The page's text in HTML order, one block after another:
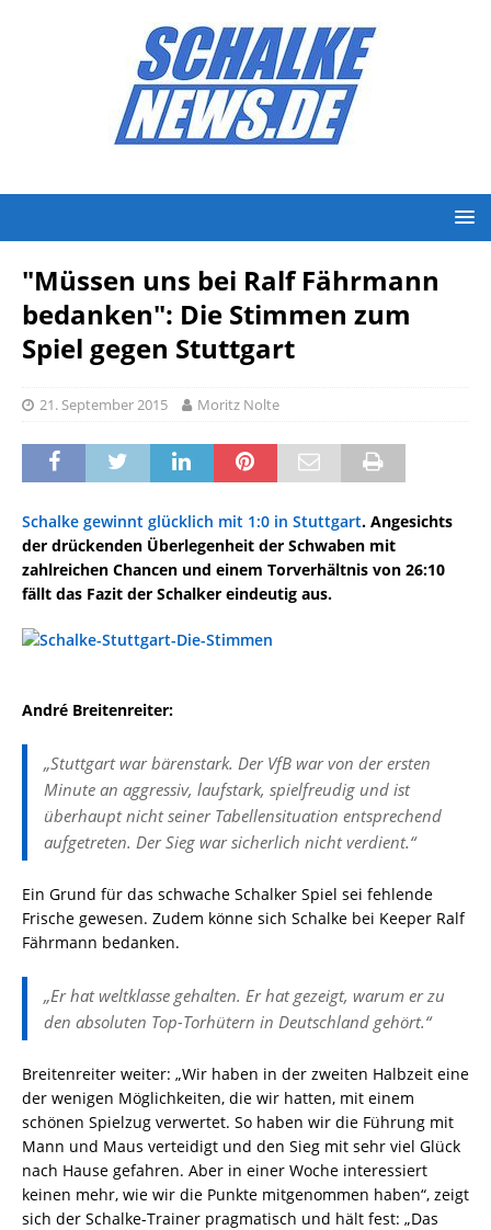
"Müssen uns bei Ralf Fährmann
bedanken": Die Stimmen zum
Spiel gegen Stuttgart
21. September 2015 Moritz Nolte
Schalke gewinnt glücklich mit 1:0 in Stuttgart. Angesichts
der drückenden Überlegenheit der Schwaben mit
zahlreichen Chancen und einem Torverhältnis von 26:10
fällt das Fazit der Schalker eindeutig aus.
André Breitenreiter:
„Stuttgart war bärenstark. Der VfB war von der ersten
Minute an aggressiv, laufstark, spielfreudig und ist
überhaupt nicht seiner Tabellensituation entsprechend
aufgetreten. Der Sieg war sicherlich nicht verdient.“
Ein Grund für das schwache Schalker Spiel sei fehlende
Frische gewesen. Zudem könne sich Schalke bei Keeper Ralf
Fährmann bedanken.
„Er hat weltklasse gehalten. Er hat gezeigt, warum er zu
den absoluten Top-Torhütern in Deutschland gehört.“
Breitenreiter weiter: „Wir haben in der zweiten Halbzeit eine
der wenigen Möglichkeiten, die wir hatten, mit einem
schönen Spielzug verwertet. So haben wir die Führung mit
Mann und Maus verteidigt und den Sieg mit sehr viel Glück
nach Hause gefahren. Aber in einer Woche interessiert
keinen mehr, wie wir die Punkte mitgenommen haben“, zeigt
sich der Schalke-Trainer pragmatisch und hält fest: „Das